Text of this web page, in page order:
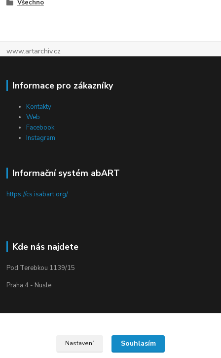
Všechno
www.artarchiv.cz
Informace pro zákazníky
Kontakty
Web
Facebook
Instagram
Informační systém abART
https://cs.isabart.org/
Kde nás najdete
Pod Terebkou 1139/15
Praha 4 - Nusle
Upravit sběr cookies.
Nastavení Souhlasím